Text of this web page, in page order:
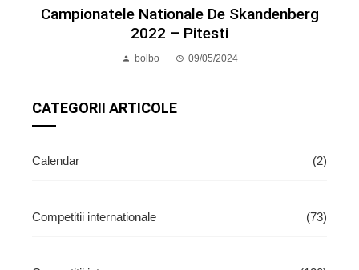
Campionatele Nationale De Skandenberg
2022 – Pitesti
bolbo 09/05/2024
CATEGORII ARTICOLE
Calendar (2)
Competitii internationale (73)